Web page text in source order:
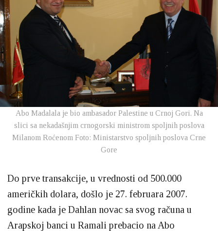
Abo Madalala je bio ambasador Palestine u Crnoj Gori. Na
slici sa nekadašnjim crnogorski ministrom spoljnih poslova
Milanom Roćenom Foto: Ministarstvo spoljnih poslova Crne
Gore
Do prve transakcije, u vrednosti od 500.000
američkih dolara, došlo je 27. februara 2007.
godine kada je Dahlan novac sa svog računa u
Arapskoj banci u Ramali prebacio na Abo